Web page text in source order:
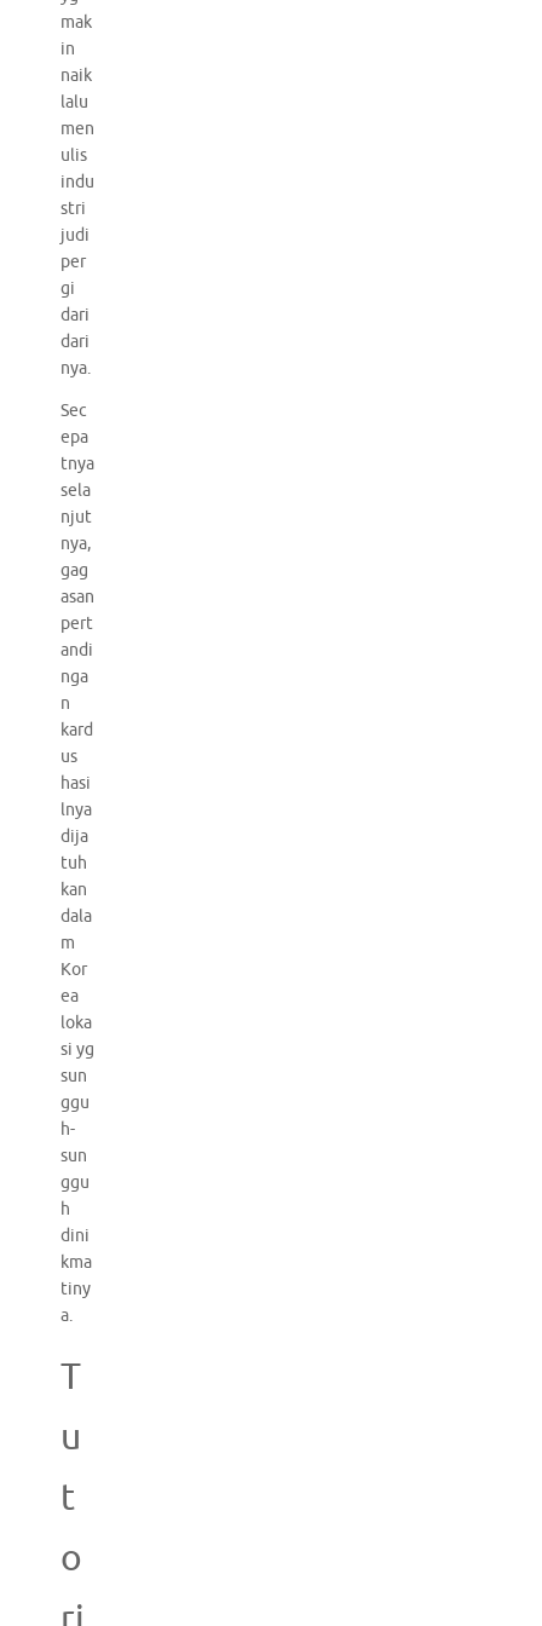
mak
in
naik
lalu
men
ulis
indu
stri
judi
per
gi
dari
dari
nya.
Sec
epa
tnya
sela
njut
nya,
gag
asan
pert
andi
nga
n
kard
us
hasi
lnya
dija
tuh
kan
dala
m
Kor
ea
loka
si yg
sun
ggu
h-
sun
ggu
h
dini
kma
tiny
a.
T
u
t
o